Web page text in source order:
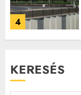
4
KERESÉS